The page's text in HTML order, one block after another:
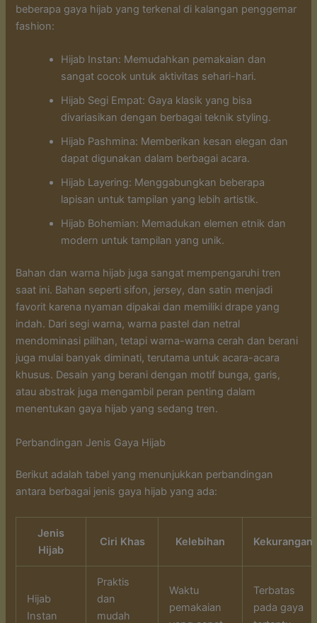
beberapa gaya hijab yang terkenal di kalangan penggemar
fashion:
Hijab Instan: Memudahkan pemakaian dan
sangat cocok untuk aktivitas sehari-hari.
Hijab Segi Empat: Gaya klasik yang bisa
divariasikan dengan berbagai teknik styling.
Hijab Pashmina: Memberikan kesan elegan dan
dapat digunakan dalam berbagai acara.
Hijab Layering: Menggabungkan beberapa
lapisan untuk tampilan yang lebih artistik.
Hijab Bohemian: Memadukan elemen etnik dan
modern untuk tampilan yang unik.
Bahan dan warna hijab juga sangat mempengaruhi tren
saat ini. Bahan seperti sifon, jersey, dan satin menjadi
favorit karena nyaman dipakai dan memiliki drape yang
indah. Dari segi warna, warna pastel dan netral
mendominasi pilihan, tetapi warna-warna cerah dan berani
juga mulai banyak diminati, terutama untuk acara-acara
khusus. Desain yang berani dengan motif bunga, garis,
atau abstrak juga mengambil peran penting dalam
menentukan gaya hijab yang sedang tren.
Perbandingan Jenis Gaya Hijab
Berikut adalah tabel yang menunjukkan perbandingan
antara berbagai jenis gaya hijab yang ada:
Jenis
Hijab
Ciri Khas Kelebihan Kekurangan
Hijab
Instan
Praktis
dan
mudah
Waktu
pemakaian
Terbatas
pada gaya